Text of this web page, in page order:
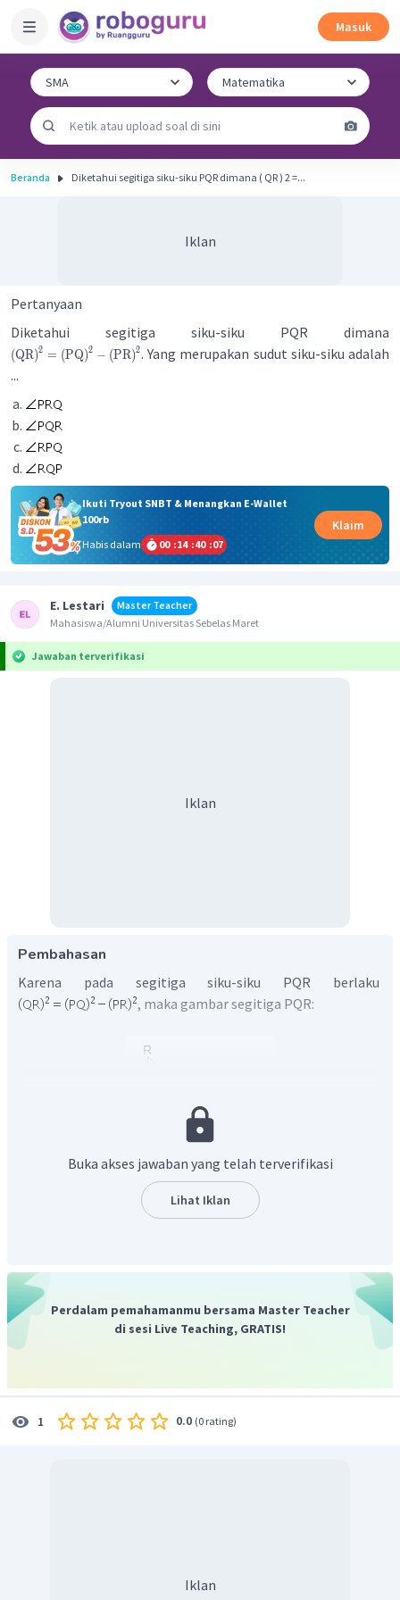
Masuk
Beranda Diketahui segitiga siku-siku PQR dimana ( QR ) 2 =...
Iklan
Pertanyaan
Diketahui segitiga siku-siku PQR dimana
(QR)2 = (PQ)2 − (PR)2. Yang merupakan sudut siku-siku adalah
...
Ikuti Tryout SNBT & Menangkan E-Wallet
100rb
Habis dalam
00 :14 :40 :07
Klaim
E. Lestari
Master Teacher
Mahasiswa/Alumni Universitas Sebelas Maret
Jawaban terverifikasi
Iklan
Pembahasan
Karena pada segitiga siku-siku PQR berlaku
, maka gambar segitiga PQR:
Diperoleh sudut siku-sikunya adalah
Buka akses jawaban yang telah terverifikasi
Lihat Iklan
Perdalam pemahamanmu bersama Master Teacher
di sesi Live Teaching, GRATIS!
1 0.0 (0 rating)
Iklan